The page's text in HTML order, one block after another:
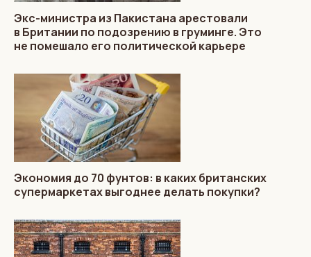
Экс-министра из Пакистана арестовали
в Британии по подозрению в груминге. Это
не помешало его политической карьере
Экономия до 70 фунтов: в каких британских
супермаркетах выгоднее делать покупки?